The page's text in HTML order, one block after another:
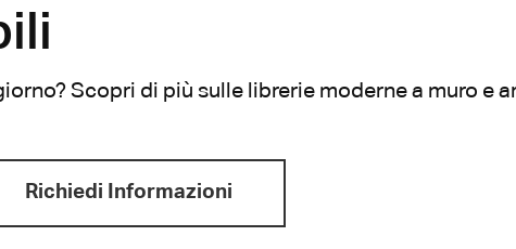
Scopri di più sulle librerie moderne a muro e
Richiedi Informazioni